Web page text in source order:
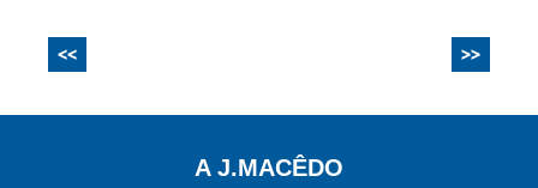
<< >>
A J.MACÊDO